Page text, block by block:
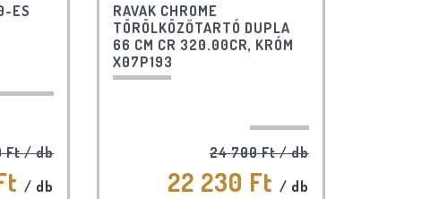
ES
Ft/ db
/ db
RAVAK CHROME
TÖRÖLKÖZŐTARTÓ DUPLA
66 CM CR 320.00CR, KRÓM
X07P193
24 700 Ft/ db
22 230 Ft / db